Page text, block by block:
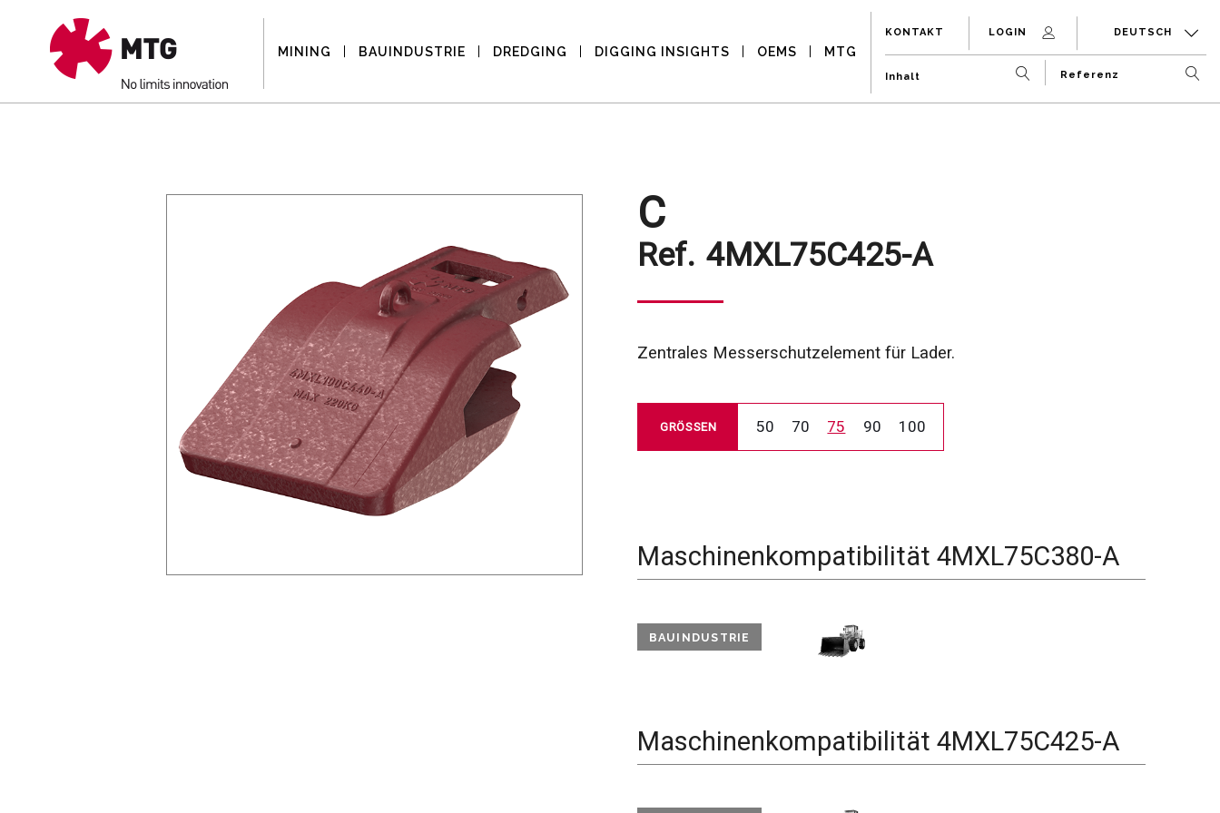
MINING BAUINDUSTRIE DREDGING DIGGING INSIGHTS OEMS MTG
KONTAKT LOGIN DEUTSCH
C
Ref. 4MXL75C425-A
Zentrales Messerschutzelement für Lader.
GRÖSSEN 50 70 75 90 100
Maschinenkompatibilität 4MXL75C380-A
BAUINDUSTRIE
Maschinenkompatibilität 4MXL75C425-A